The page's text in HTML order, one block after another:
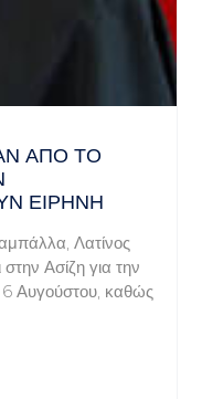
ΑΠΌ ΤΟ
ΕΙΡΉΝΗ
Λατίνος
Ασίζη για την
6 Αυγούστου, καθώς